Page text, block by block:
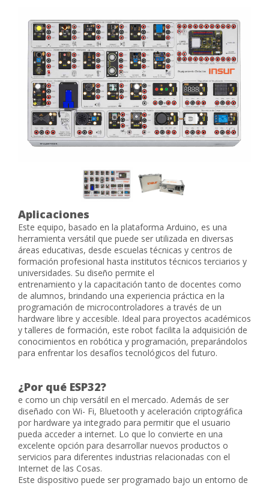
Aplicaciones
Este equipo, basado en la plataforma Arduino, es una
herramienta versátil que puede ser utilizada en diversas
áreas educativas, desde escuelas técnicas y centros de
formación profesional hasta institutos técnicos terciarios y
universidades. Su diseño permite el
entrenamiento y la capacitación tanto de docentes como
de alumnos, brindando una experiencia práctica en la
programación de microcontroladores a través de un
hardware libre y accesible. Ideal para proyectos académicos
y talleres de formación, este robot facilita la adquisición de
conocimientos en robótica y programación, preparándolos
para enfrentar los desafíos tecnológicos del futuro.
¿Por qué ESP32?
e como un chip versátil en el mercado. Además de ser
diseñado con Wi- Fi, Bluetooth y aceleración criptográfica
por hardware ya integrado para permitir que el usuario
pueda acceder a internet. Lo que lo convierte en una
excelente opción para desarrollar nuevos productos o
servicios para diferentes industrias relacionadas con el
Internet de las Cosas.
Este dispositivo puede ser programado bajo un entorno de